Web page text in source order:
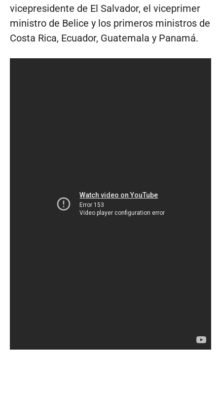
vicepresidente de El Salvador, el viceprimer
ministro de Belice y los primeros ministros de
Costa Rica, Ecuador, Guatemala y Panamá.